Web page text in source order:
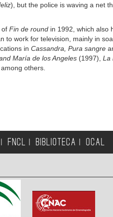
), but the police is waving a net
ofFin de round in 1992, which also
to work for television, mainly in
inCassandra, Pura sangre
María de los Angeles (1997),La
others.
FNCL BIBLIOTECA OCAL